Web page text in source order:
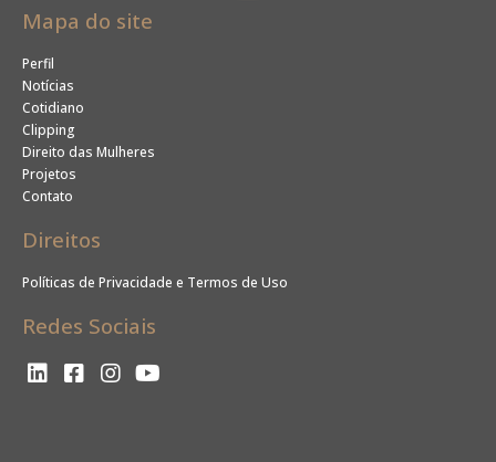
Mapa do site
Perfil
Notícias
Cotidiano
Clipping
Direito das Mulheres
Projetos
Contato
Direitos
Políticas de Privacidade e Termos de Uso
Redes Sociais